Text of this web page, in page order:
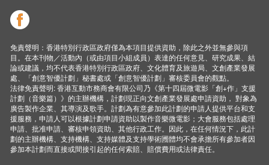
免責聲明：香港特別行政區政府僅為本項目提供資助，除此之外並無參與項
目。在本刊物／活動內（或由項目小組成員）表達的任何意見、研究成果、結
論或建議，均不代表香港特別行政區政府、文化體育及旅遊局、文創產業發展
處、「創意智優計劃」秘書處或「創意智優計劃」審核委員會的觀點。
法律免責聲明: 香港互動市務商會有限公司乃《第十四屆微電影「創+作」支援
計劃（音樂篇）》的主辦機構，計劃現正向文創產業發展處申請資助， 對象為
廣告製作企業、其導演及歌手。計劃為有意參加此計劃的申請人提供平台和支
援服務，申請人可以根據計劃申請資助以製作音樂微電影；大會服務包括處理
申請、批准申請、審核申領資助、其他行政工作。因此，在任何情況下，此計
劃的主辦機構、支持機構、支持媒體及支持學術圑體均不會承擔所有參加者因
參加本計劃而直接或間接引起的任何索賠、賠償費用或法律責任。